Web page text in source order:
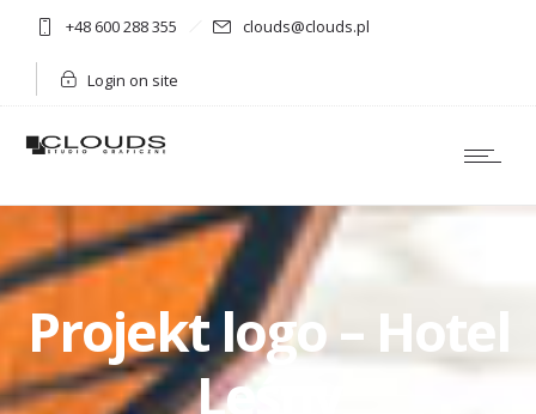
+48 600 288 355 clouds@clouds.pl
Login on site
Projekt logo – Hotel
Leśny